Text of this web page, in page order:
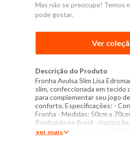
Mas não se preocupe! Temos
pode gostar.
Ver
Descrição do Produto
Fronha Avulsa Slim Lisa
slim, confeccionada em tecido
para complementar seu jogo
conforto. Especificações: -
Fronha - Medidas: 50cm x
Produzido no Brasil -
temperatura máxima de 60°C
Ver mais